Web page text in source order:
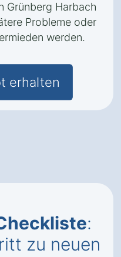
Grünberg Harbach
Probleme oder
werden.
erhalten
:
zu neuen